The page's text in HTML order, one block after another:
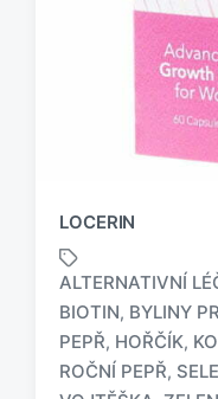
LOCERIN
O
z
n
ALTERNATIVNÍ
BIOTIN, BYLINY
PEPŘ, HOŘČÍK,
ROČNÍ PEPŘ,